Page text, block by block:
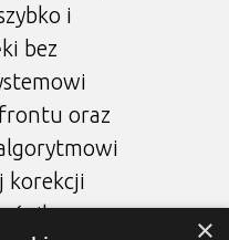
i
bez
oraz
korekcji
×